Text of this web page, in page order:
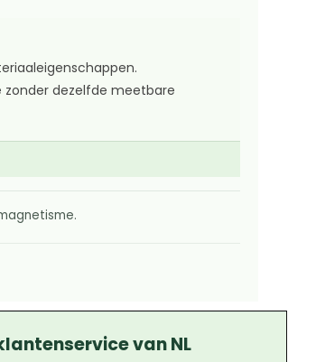
dezelfde meetbare
van NL